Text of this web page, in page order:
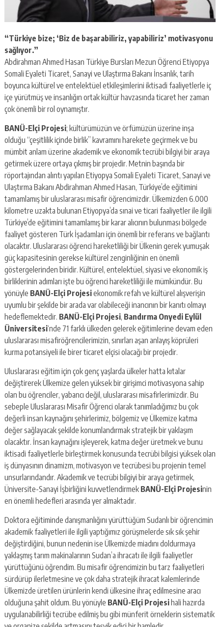
“Türkiye bize; ‘Biz de başarabiliriz, yapabiliriz’ motivasyonu
sağlıyor.”
Abdirahman Ahmed Hasan Türkiye Bursları Mezun Öğrenci Etiyopya
Somali Eyaleti Ticaret, Sanayi ve Ulaştırma Bakanı İnsanlık, tarih
boyunca kültürel ve entelektüel etkileşimlerini iktisadi faaliyetlerle iç
içe yürütmüş ve insanlığın ortak kültür havzasında ticaret her zaman
çok önemli bir rol oynamıştır.
BANÜ-Elçi Projesi; kültürümüzün ve örfümüzün üzerine inşa
olduğu “çeşitlilik içinde birlik” kavramını harekete geçirmek ve bu
mümbit anlam üzerine akademik ve ekonomik tecrübi bilgiyi bir araya
getirmek üzere ortaya çıkmış bir projedir. Metnin başında bir
röportajından alıntı yapılan Etiyopya Somali Eyaleti Ticaret, Sanayi ve
Ulaştırma Bakanı Abdirahman Ahmed Hasan, Türkiye’de eğitimini
tamamlamış bir uluslararası misafir öğrencimizdir. Ülkemizden 6.000
kilometre uzakta bulunan Etiyopya’da sınai ve ticari faaliyetler ile ilgili
Türkiye’de eğitimini tamamlamış bir karar alıcının bulunması bölgede
faaliyet gösteren Türk İşadamları için önemli bir referans ve bağlantı
olacaktır. Uluslararası öğrenci hareketliliği bir Ülkenin gerek yumuşak
güç kapasitesinin gerekse kültürel zenginliğinin en önemli
göstergelerinden biridir. Kültürel, entelektüel, siyasi ve ekonomik iş
birliklerinin adımları işte bu öğrenci hareketliliği ile mümkündür. Bu
yönüyle BANÜ-Elçi Projesiekonomik refah ve kültürel alışverişin
uyumlu bir şekilde bir arada var olabileceği inancının bir kanıtı olmayı
hedeflemektedir. BANÜ-Elçi Projesi, Bandırma Onyedi Eylül
Üniversitesi‘nde 71 farklı ülkeden gelerek eğitimlerine devam eden
uluslararası misafiröğrencilerimizin, sınırları aşan anlayış köprüleri
kurma potansiyeli ile birer ticaret elçisi olacağı bir projedir.
Uluslararası eğitim için çok genç yaşlarda ülkeler hatta kıtalar
değiştirerek Ülkemize gelen yüksek bir girişimci motivasyona sahip
olan bu öğrenciler, yabancı değil, uluslararası misafirlerimizdir. Bu
sebeple Uluslararası Misafir Öğrenci olarak tanımladığımız bu çok
değerli insan kaynağını şehirlerimiz, bölgemiz ve Ülkemize katma
değer sağlayacak şekilde konumlandırmak stratejik bir yaklaşım
olacaktır. İnsan kaynağını işleyerek, katma değer üretmek ve bunu
iktisadi faaliyetlerle birleştirmek konusunda tecrübi bilgisi yüksek olan
iş dünyasının dinamizm, motivasyon ve tecrübesi bu projenin temel
unsurlarındandır. Akademik ve tecrübi bilgiyi bir araya getirmek,
Üniversite-Sanayi İşbirliğini kuvvetlendirmek BANÜ-Elçi Projesinin
en önemli hedefleri arasında yer almaktadır.
Doktora eğitiminde danışmanlığını yürüttüğüm Sudanlı bir öğrencimin
akademik faaliyetleri ile ilgili yaptığımız görüşmelerde sık sık şehir
değiştirdiğini, bunun nedenin ise Ülkemizde miadını doldurmaya
yaklaşmış tarım makinalarının Sudan’a ihracatı ile ilgili faaliyetler
yürüttüğünü öğrendim. Bu misafir öğrencimizin bu tarz faaliyetleri
sürdürüp ilerletmesine ve çok daha stratejik ihracat kalemlerinde
Ülkemizde üretilen ürünlerin kendi ülkesine ihraç edilmesine aracı
olduğuna şahit oldum. Bu yönüyle BANÜ-Elçi Projesihali hazırda
uygulanabilirliği tecrübe edilmiş bu gibi münferit örneklerin sistematik